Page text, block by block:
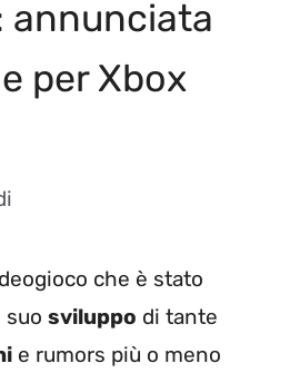
annunciata
per Xbox
che è stato
suo sviluppo di tante
e rumors più o meno